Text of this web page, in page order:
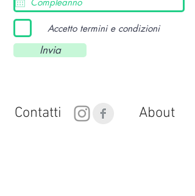
Accetto termini e condizioni
Invia
Contatti About